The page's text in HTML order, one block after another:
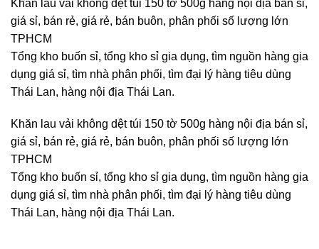
Khăn lau vải không dệt túi 150 tờ 500g hàng nội địa bán sỉ,
giá sỉ, bán rẻ, giá rẻ, bán buôn, phân phối số lượng lớn
TPHCM
Tổng kho buốn sỉ, tổng kho sỉ gia dụng, tìm nguồn hàng gia
dụng giá sỉ, tìm nhà phân phối, tìm đại lý hàng tiêu dùng
Thái Lan, hàng nội địa Thái Lan.
Khăn lau vải không dệt túi 150 tờ 500g hàng nội địa bán sỉ,
giá sỉ, bán rẻ, giá rẻ, bán buôn, phân phối số lượng lớn
TPHCM
Tổng kho buốn sỉ, tổng kho sỉ gia dụng, tìm nguồn hàng gia
dụng giá sỉ, tìm nhà phân phối, tìm đại lý hàng tiêu dùng
Thái Lan, hàng nội địa Thái Lan.